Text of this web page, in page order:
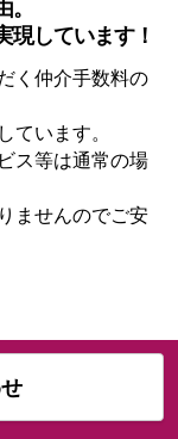
現しています！
く仲介手数料の
ています。
ス等は通常の場
ませんのでご安